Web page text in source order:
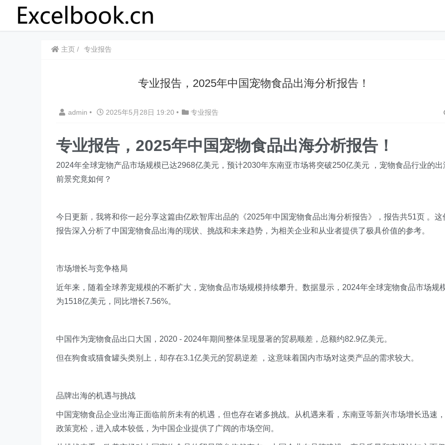
主页 专业报告
专业报告，2025年中国宠物食品出海分析报告！
admin • 2025年5月28日 19:20 • 专业报告
专业报告，2025年中国宠物食品出海分析报告！
2024年全球宠物产品市场规模已达2968亿美元，预计2030年东南亚市场将突破250亿美元 ，宠物食品行业的出
前景究竟如何？
今日更新，我将和你一起分享这篇由亿欧智库出品的《2025年中国宠物食品出海分析报告》，报告共51页 。这
报告深入分析了中国宠物食品出海的现状、挑战和未来趋势，为相关企业和从业者提供了极具价值的参考。
市场增长与竞争格局
近年来，随着全球养宠规模的不断扩大，宠物食品市场规模持续攀升。数据显示，2024年全球宠物食品市场规
为1518亿美元，同比增长7.56%。
中国作为宠物食品出口大国，2020 - 2024年期间整体呈现显著的贸易顺差，总额约82.9亿美元。
但在狗食或猫食罐头类别上，却存在3.1亿美元的贸易逆差 ，这意味着国内市场对这类产品的需求较大。
品牌出海的机遇与挑战
中国宠物食品企业出海正面临前所未有的机遇，但也存在诸多挑战。从机遇来看，东南亚等新兴市场增长迅速，
政策宽松，进入成本较低，为中国企业提供了广阔的市场空间。